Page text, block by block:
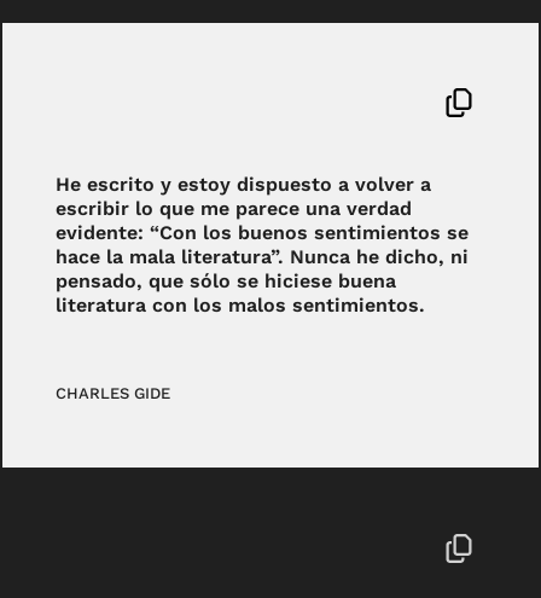
He escrito y estoy dispuesto a volver a
escribir lo que me parece una verdad
evidente: “Con los buenos sentimientos se
hace la mala literatura”. Nunca he dicho, ni
pensado, que sólo se hiciese buena
literatura con los malos sentimientos.
CHARLES GIDE